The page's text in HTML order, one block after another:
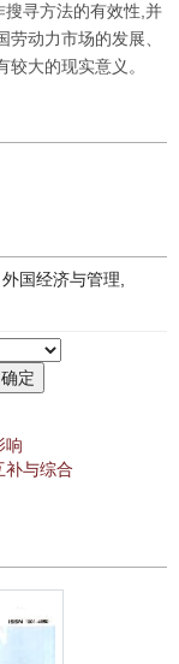
寻方法的有效性,并
动力市场的发展、
大的现实意义。
国经济与管理,
响
补与综合